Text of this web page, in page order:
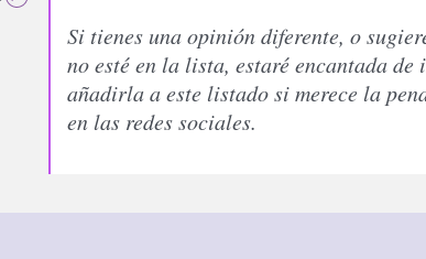
Si tienes una opinión diferente, o
no esté en la lista, estaré encantada de
añadirla a este listado si merece la
en las redes sociales.